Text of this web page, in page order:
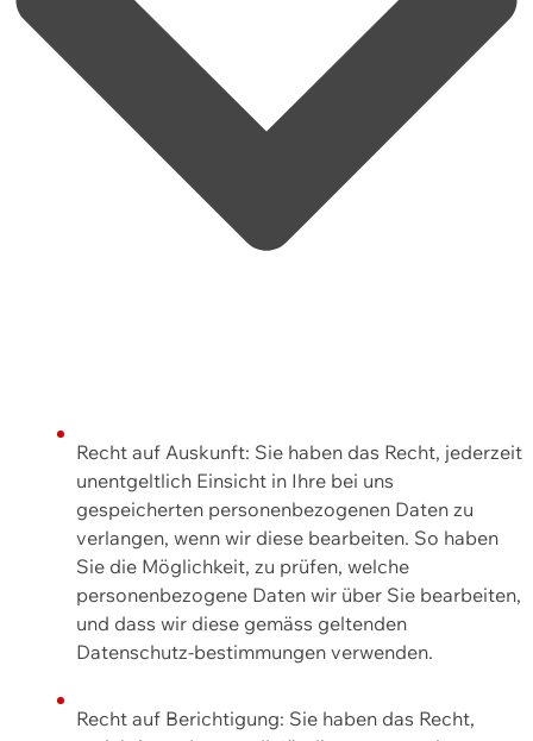
Recht auf Auskunft: Sie haben das Recht, jederzeit
unentgeltlich Einsicht in Ihre bei uns
gespeicherten personenbezogenen Daten zu
verlangen, wenn wir diese bearbeiten. So haben
Sie die Möglichkeit, zu prüfen, welche
personenbezogene Daten wir über Sie bearbeiten,
und dass wir diese gemäss geltenden
Datenschutz-bestimmungen verwenden.
Recht auf Berichtigung: Sie haben das Recht,